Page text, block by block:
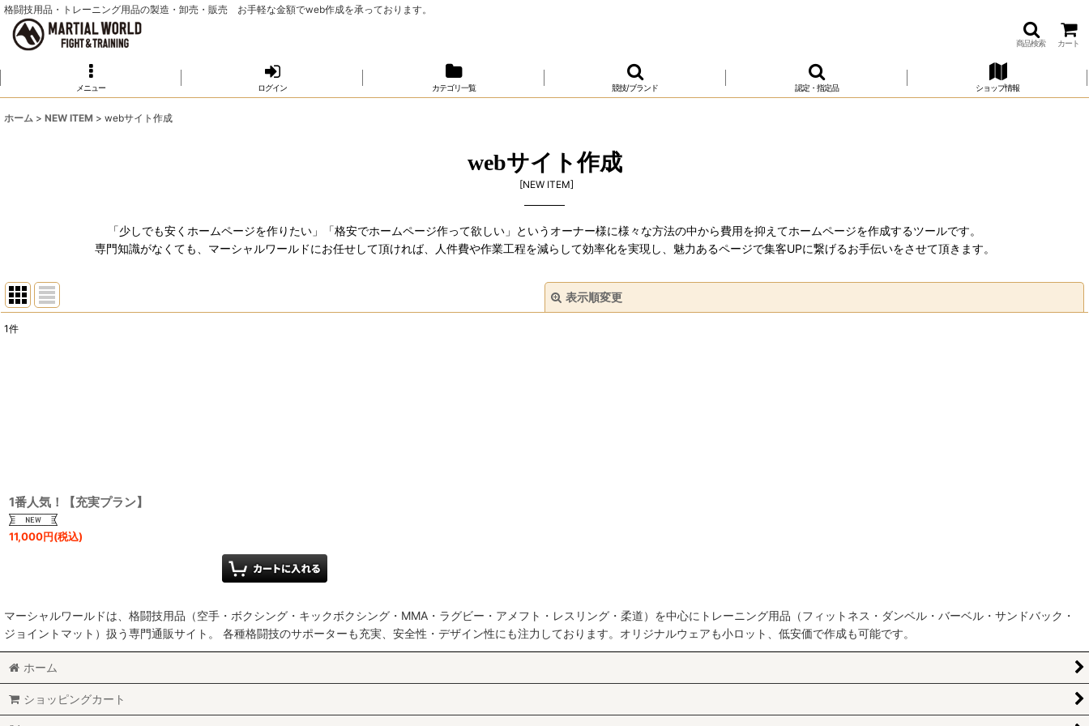
格闘技用品・トレーニング用品の製造・卸売・販売 お手軽な金額でweb作成を承っております。
商品検索 カート
メニュー ログイン カテゴリ一覧 競技/ブランド 認定・指定品 ショップ情報
ホーム > NEW ITEM > webサイト作成
webサイト作成
[NEW ITEM]
「少しでも安くホームページを作りたい」「格安でホームページ作って欲しい」というオーナー様に様々な方法の中から費用を抑えてホームページを作成するツールです。
専門知識がなくても、マーシャルワールドにお任せして頂ければ、人件費や作業工程を減らして効率化を実現し、魅力あるページで集客UPに繋げるお手伝いをさせて頂きます。
表示順変更
1件
1番人気！【充実プラン】
11,000円(税込)
マーシャルワールドは、格闘技用品（空手・ボクシング・キックボクシング・MMA・ラグビー・アメフト・レスリング・柔道）を中心にトレーニング用品（フィットネス・ダンベル・バーベル・サンドバック・
ジョイントマット）扱う専門通販サイト。 各種格闘技のサポーターも充実、安全性・デザイン性にも注力しております。オリジナルウェアも小ロット、低安価で作成も可能です。
ホーム
ショッピングカート